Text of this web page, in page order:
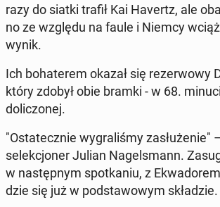
razy do siatki trafił Kai Havertz, ale
no ze względu na faule i Niemcy
wynik.
Ich bo­ha­te­rem okazał się re­zer­wo­wy
który zdobył obie bramki - w 68.
do­li­czo­nej.
"Osta­tecz­nie wy­gra­li­śmy za­słu­że­nie"
se­lek­cjo­ner Julian Na­gel­smann.
w na­stęp­nym spo­tka­niu, z
dzie się już w pod­sta­wo­wym skła­dzie.